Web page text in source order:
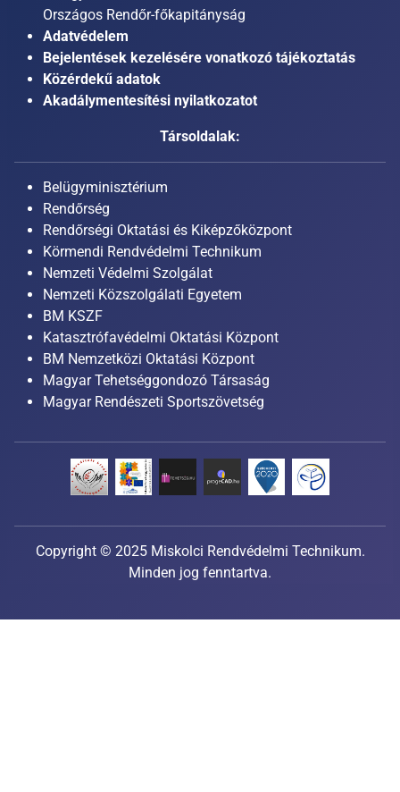
Országos Rendőr-főkapitányság
Adatvédelem
Bejelentések kezelésére vonatkozó tájékoztatás
Közérdekű adatok
Akadálymentesítési nyilatkozatot
Társoldalak:
Belügyminisztérium
Rendőrség
Rendőrségi Oktatási és Kiképzőközpont
Körmendi Rendvédelmi Technikum
Nemzeti Védelmi Szolgálat
Nemzeti Közszolgálati Egyetem
BM KSZF
Katasztrófavédelmi Oktatási Központ
BM Nemzetközi Oktatási Központ
Magyar Tehetséggondozó Társaság
Magyar Rendészeti Sportszövetség
Copyright © 2025 Miskolci Rendvédelmi Technikum.
Minden jog fenntartva.